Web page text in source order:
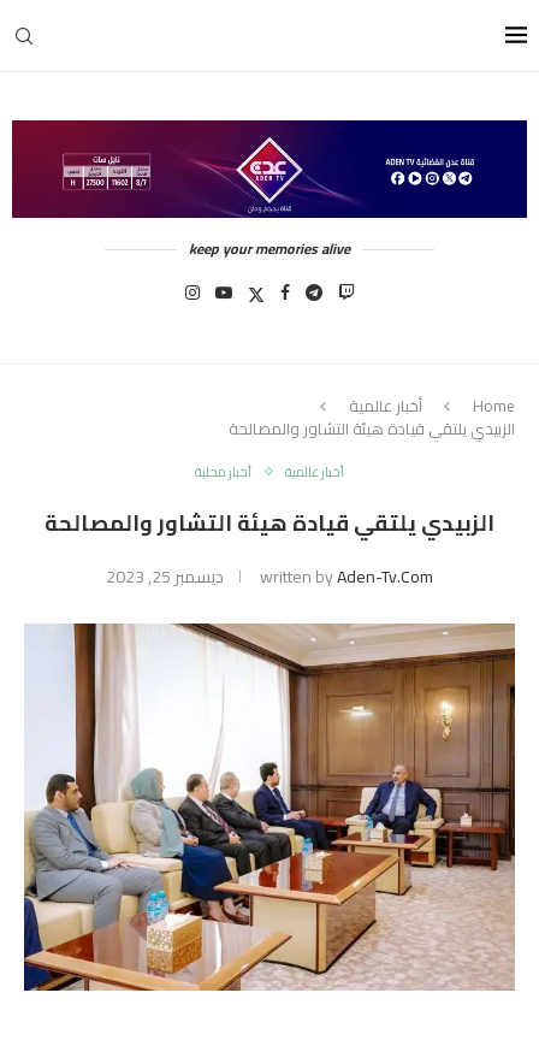
keep your memories alive
Home أخبار عالمية
الزبيدي يلتقي قيادة هيئة التشاور والمصالحة
أخبار عالمية أخبار محلية
الزبيدي يلتقي قيادة هيئة التشاور والمصالحة
written byAden-Tv.com ديسمبر 25, 2023